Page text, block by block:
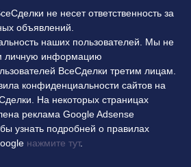
не несет ответственность за
объявлений.
наших пользователей. Мы не
личную информацию
ВсеСделки третим лицам.
конфиденциальности сайтов на
На некоторых страницах
реклама Google Adsense
узнать подробней о правилах
нажмите тут.